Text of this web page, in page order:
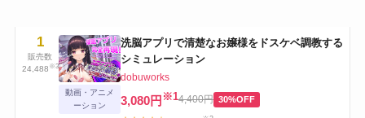
1
販売数
24,488 ※3
動画・アニメ
ーション
洗脳アプリで清楚なお嬢様をドスケベ調教する
シミュレーション
dobuworks
3,080円 ※14,400円 30%OFF